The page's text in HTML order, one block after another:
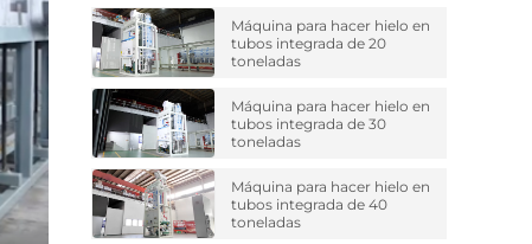
Máquina para hacer hielo en
tubos integrada de 20
toneladas
Máquina para hacer hielo en
tubos integrada de 30
toneladas
Máquina para hacer hielo en
tubos integrada de 40
toneladas